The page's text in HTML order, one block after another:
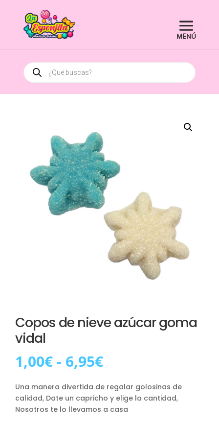
Búsqueda
de
productos
Copos de nieve azúcar goma
vidal
1,00€ - 6,95€Rango
precios:
desde
1,00€
hasta
Una manera divertida de regalar golosinas de
calidad, Date un capricho y elige la cantidad,
Nosotros te lo llevamos a casa